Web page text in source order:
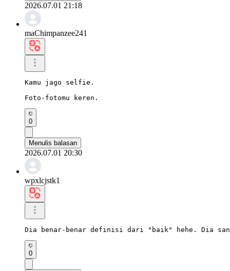
2026.07.01 21:18
maChimpanzee241
Kamu jago selfie.
Foto-fotomu keren.
0
Menulis balasan
2026.07.01 20:30
wpxlcjstk1
Dia benar-benar definisi dari "baik" hehe. Dia
0